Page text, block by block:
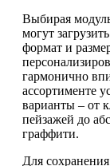
Выбирая
могут
формат и
гармонично
ассортименте
варианты – от
пейзажей до
граффити.
Для